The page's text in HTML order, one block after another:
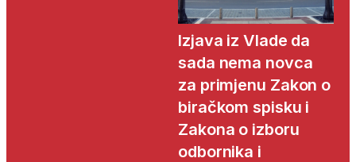
Izjava iz Vlade da
sada nema novca
za primjenu Zakon o
biračkom spisku i
Zakona o izboru
odbornika i